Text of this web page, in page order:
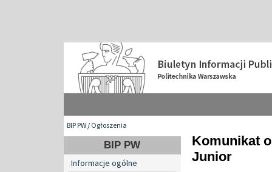
BIP PW/Ogłoszenia
BIP PW
Informacje ogólne
Komunikat
Junior